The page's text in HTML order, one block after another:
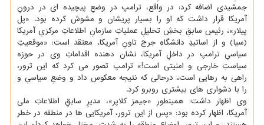
جمشیدی اضافه كرد: در واقع، ترامپ در وضعِ پیچیده ای در درونِ
آمریكا قرار داشت كه او را بسیار پریشان و مشوش كرده بود. «پل
پیلار»، رئیسِ سابقِ بخشِ تحلیلِ عملیاتِ سازمانِ اطلاعاتِ مركزیِ آمریكا
(سیا) و از اساتیدِ دانشگاهِ جرج تاونِ آمریكا، معتقد است: «موقعیتِ
سیاسیِ ترامپ در داخلِ آمریكا، نشان دهنده اقداماتِ وی در حوزه
سیاستِ خارجی و امنیتی است!» ترامپ تصور می كرد كه این ترور،
راهی به رهایی است، درحالی كه نتیجه معكوس داد و وضعِ سیاسیِ و
را با دشواری های بیشتری روبرو كرد.
وی اظهار داشت: همینطور «جیمز كلاپر»، مدیرِ سابقِ اطلاعاتِ ملی
آمریكا، اظهار كرده بود: «پس از این ترور، آمریكایی ها در منطقه در خطر